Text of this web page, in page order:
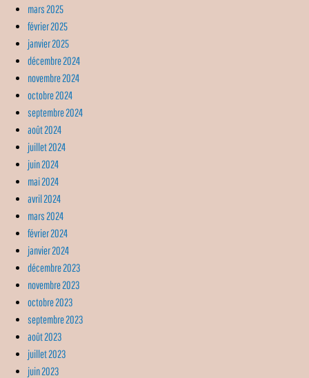
mars 2025
février 2025
janvier 2025
décembre 2024
novembre 2024
octobre 2024
septembre 2024
août 2024
juillet 2024
juin 2024
mai 2024
avril 2024
mars 2024
février 2024
janvier 2024
décembre 2023
novembre 2023
octobre 2023
septembre 2023
août 2023
juillet 2023
juin 2023